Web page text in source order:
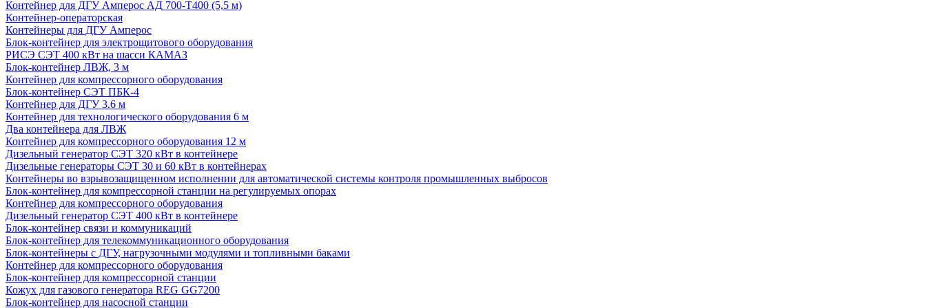
Контейнер для ДГУ Амперос АД 700-Т400 (5,5 м)
Контейнер-операторская
Контейнеры для ДГУ Амперос
Блок-контейнер для электрощитового оборудования
РИСЭ СЭТ 400 кВт на шасси КАМАЗ
Блок-контейнер ЛВЖ, 3 м
Контейнер для компрессорного оборудования
Блок-контейнер СЭТ ПБК-4
Контейнер для ДГУ 3.6 м
Контейнер для технологического оборудования 6 м
Два контейнера для ЛВЖ
Контейнер для компрессорного оборудования 12 м
Дизельный генератор СЭТ 320 кВт в контейнере
Дизельные генераторы СЭТ 30 и 60 кВт в контейнерах
Контейнеры во взрывозащищенном исполнении для автоматической системы контроля промышленных выбросов
Блок-контейнер для компрессорной станции на регулируемых опорах
Контейнер для компрессорного оборудования
Дизельный генератор СЭТ 400 кВт в контейнере
Блок-контейнер связи и коммуникаций
Блок-контейнер для телекоммуникационного оборудования
Блок-контейнеры с ДГУ, нагрузочными модулями и топливными баками
Контейнер для компрессорного оборудования
Блок-контейнер для компрессорной станции
Кожух для газового генератора REG GG7200
Блок-контейнер для насосной станции